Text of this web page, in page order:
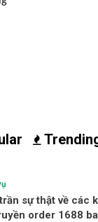
sự thật về các
order 1688